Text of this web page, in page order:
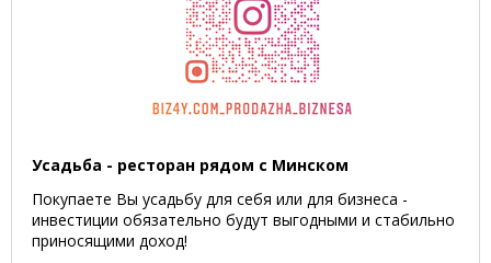
Усадьба - ресторан рядом с Минском
Покупаете Вы усадьбу для себя или для бизнеса -
инвестиции обязательно будут выгодными и стабильно
приносящими доход!